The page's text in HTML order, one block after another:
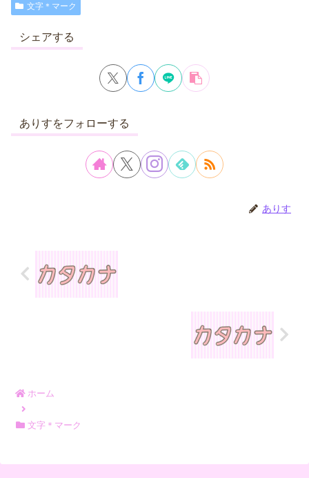
文字＊マーク
シェアする
ありすをフォローする
ありす
ホーム
文字＊マーク